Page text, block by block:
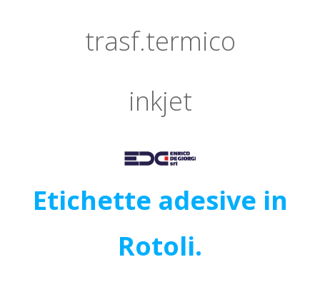
trasf.termico
inkjet
Etichette adesive in
Rotoli.